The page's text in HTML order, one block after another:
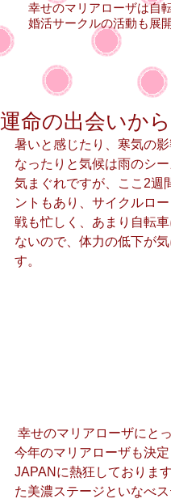
幸せのマリアローザは自
婚活サークルの活動も展
運命の出会いか
暑いと感じたり、寒気の影
なったりと気候は雨のシ
気まぐれですが、ここ2週
ントもあり、サイクルロ
戦も忙しく、あまり自転
ないので、体力の低下が
す。
今年のマリアローザも決
JAPANに熱狂しておりま
た美濃ステージといなべ